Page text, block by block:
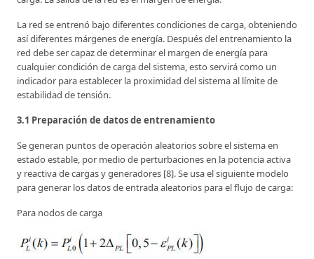
La red se entrenó bajo diferentes condiciones de carga, obteniendo
así diferentes márgenes de energía. Después del entrenamiento la
red debe ser capaz de determinar el margen de energía para
cualquier condición de carga del sistema, esto servirá como un
indicador para establecer la proximidad del sistema al límite de
estabilidad de tensión.
3.1 Preparación de datos de entrenamiento
Se generan puntos de operación aleatorios sobre el sistema en
estado estable, por medio de perturbaciones en la potencia activa
y reactiva de cargas y generadores [8]. Se usa el siguiente modelo
para generar los datos de entrada aleatorios para el flujo de carga:
Para nodos de carga